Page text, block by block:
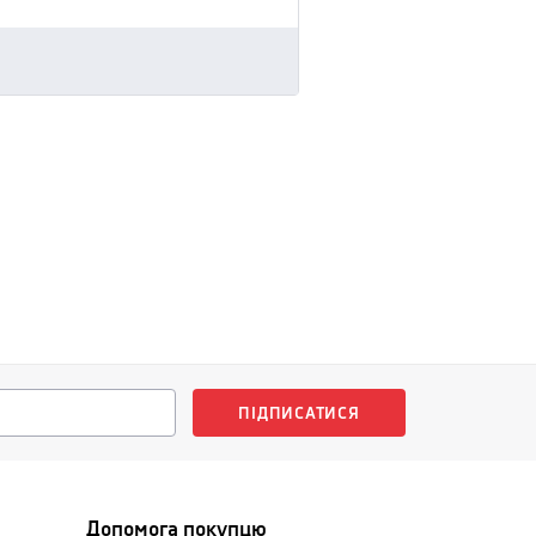
ПІДПИСАТИСЯ
Допомога покупцю